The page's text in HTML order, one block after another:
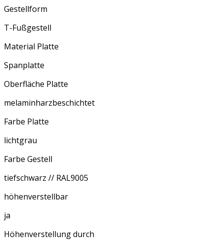
Gestellform
T-Fußgestell
Material Platte
Spanplatte
Oberfläche Platte
melaminharzbeschichtet
Farbe Platte
lichtgrau
Farbe Gestell
tiefschwarz // RAL9005
höhenverstellbar
ja
Höhenverstellung durch